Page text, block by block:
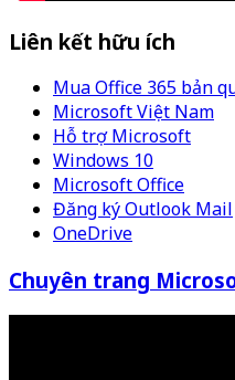
Liên kết hữu ích
Mua Office 365 bản
Microsoft Việt Nam
Hỗ trợ Microsoft
Windows 10
Microsoft Office
Đăng ký Outlook Mail
OneDrive
Chuyên trang